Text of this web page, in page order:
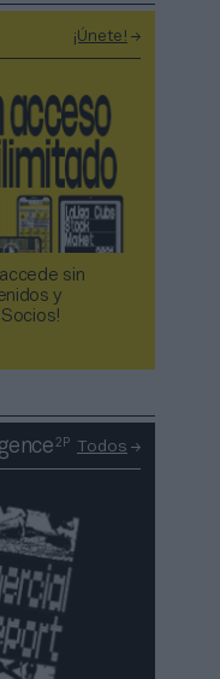
¡Únete!
sin
y
2P Todos